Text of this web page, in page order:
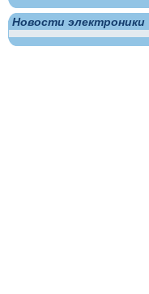
Новости электроники